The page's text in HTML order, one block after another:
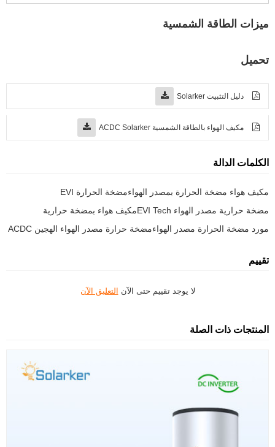
ميزات الطاقة الشمسية
تحميل
دليل التثبيت Solarker
مكيف الهواء بالطاقة الشمسية ACDC Solarker
الكلمات الدالة
مكيف هواء مضخة الحرارة بمصدر الهواءمضخة الحرارة EVI
مضخة حرارية مصدر الهواء EVI Tech
مكيف هواء بمضخة حرارية
مورد مضخة الحرارة مصدر الهواءمضخة حرارة مصدر الهواء الهجين ACDC
تقييم
لا يوجد تقييم حتى الآن التعليق الآن
المنتجات ذات الصلة